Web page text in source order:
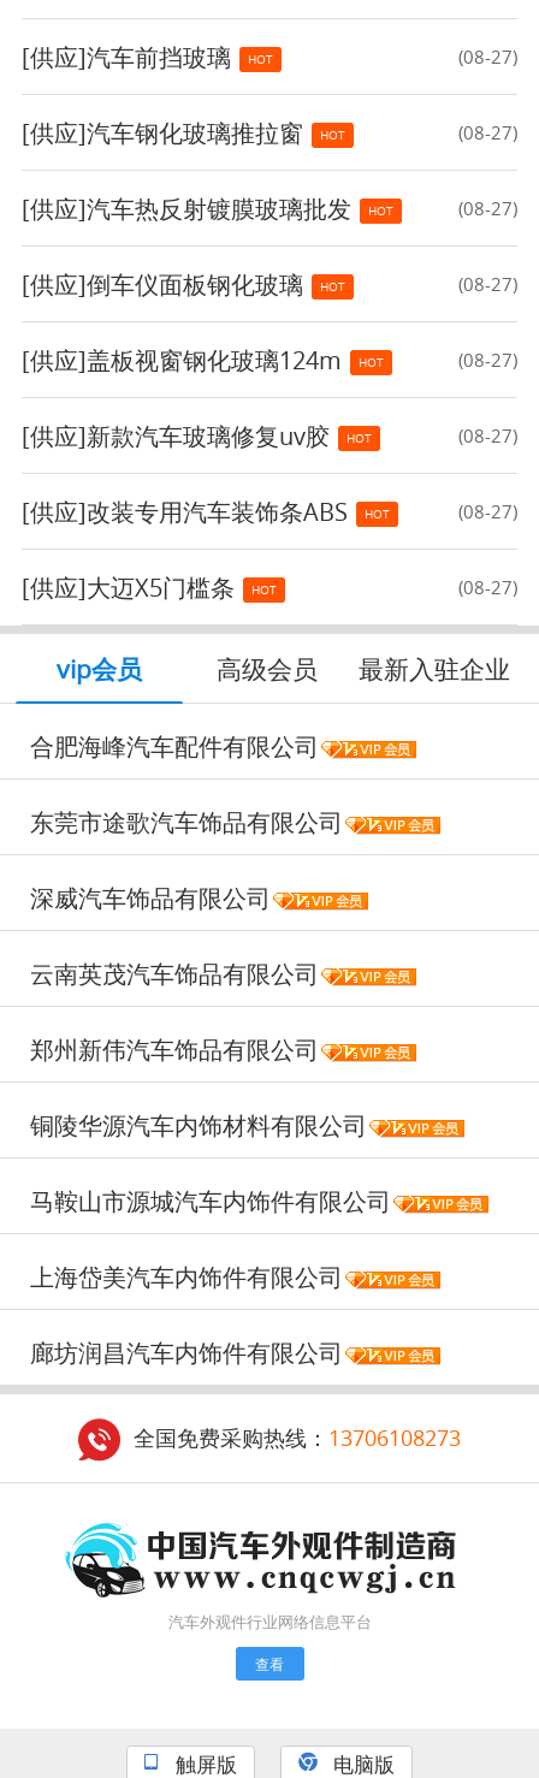
[供应]汽车前挡玻璃 HOT (08-27)
[供应]汽车钢化玻璃推拉窗 HOT (08-27)
[供应]汽车热反射镀膜玻璃批发 HOT (08-27)
[供应]倒车仪面板钢化玻璃 HOT (08-27)
[供应]盖板视窗钢化玻璃124m HOT (08-27)
[供应]新款汽车玻璃修复uv胶 HOT (08-27)
[供应]改装专用汽车装饰条ABS HOT (08-27)
[供应]大迈X5门槛条 HOT (08-27)
vip会员 高级会员 最新入驻企业
合肥海峰汽车配件有限公司
东莞市途歌汽车饰品有限公司
深威汽车饰品有限公司
云南英茂汽车饰品有限公司
郑州新伟汽车饰品有限公司
铜陵华源汽车内饰材料有限公司
马鞍山市源城汽车内饰件有限公司
上海岱美汽车内饰件有限公司
廊坊润昌汽车内饰件有限公司
全国免费采购热线： 13706108273
汽车外观件行业网络信息平台
查看
触屏版 电脑版